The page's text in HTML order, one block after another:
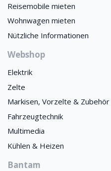
Reisemobile mieten
Wohnwagen mieten
Nützliche Informationen
Webshop
Elektrik
Zelte
Markisen, Vorzelte & Zubehör
Fahrzeugtechnik
Multimedia
Kühlen & Heizen
Bantam